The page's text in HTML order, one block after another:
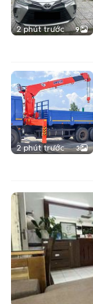
2 phút trước 9
2 phút trước 3